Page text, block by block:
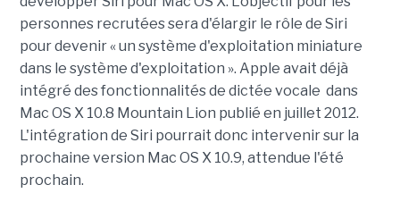
personnes recrutées sera d'élargir le rôle de Siri
pour devenir « un système d'exploitation miniature
dans le système d'exploitation ». Apple avait déjà
intégré des fonctionnalités de dictée vocale dans
Mac OS X 10.8 Mountain Lion publié en juillet 2012.
L'intégration de Siri pourrait donc intervenir sur la
prochaine version Mac OS X 10.9, attendue l'été
prochain.